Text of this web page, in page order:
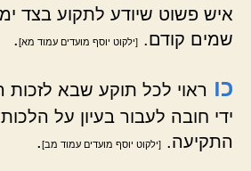
איש פשוט שיודע לתקוע בצד
שמים קודם. [ילקוט יוסף מועדים עמוד מא].
כו ראוי לכל תוקע שבא לזכות
ידי חובה לעבור בעיון על
התקיעה. [ילקוט יוסף מועדים עמוד מב].